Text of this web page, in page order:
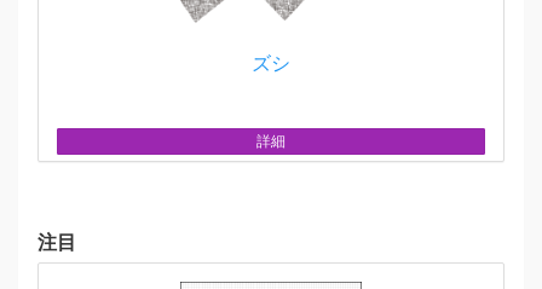
ズシ
詳細
注目